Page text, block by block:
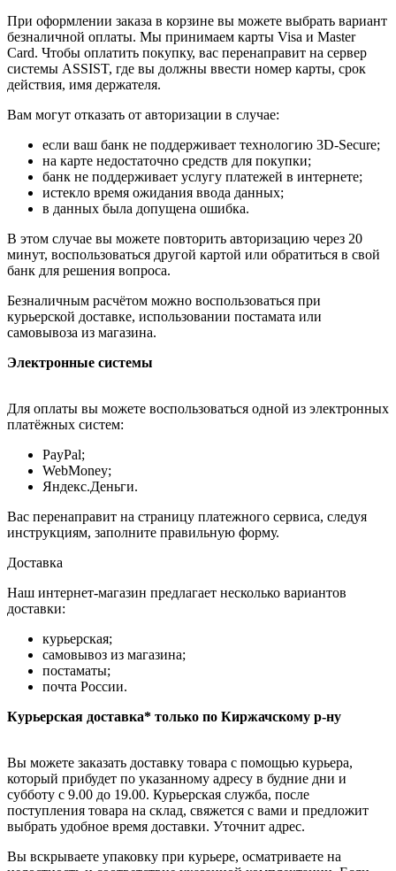
При оформлении заказа в корзине вы можете выбрать вариант
безналичной оплаты. Мы принимаем карты Visa и Master
Card. Чтобы оплатить покупку, вас перенаправит на сервер
системы ASSIST, где вы должны ввести номер карты, срок
действия, имя держателя.
Вам могут отказать от авторизации в случае:
если ваш банк не поддерживает технологию 3D-Secure;
на карте недостаточно средств для покупки;
банк не поддерживает услугу платежей в интернете;
истекло время ожидания ввода данных;
в данных была допущена ошибка.
В этом случае вы можете повторить авторизацию через 20
минут, воспользоваться другой картой или обратиться в свой
банк для решения вопроса.
Безналичным расчётом можно воспользоваться при
курьерской доставке, использовании постамата или
самовывоза из магазина.
Электронные системы
Для оплаты вы можете воспользоваться одной из электронных
платёжных систем:
PayPal;
WebMoney;
Яндекс.Деньги.
Вас перенаправит на страницу платежного сервиса, следуя
инструкциям, заполните правильную форму.
Доставка
Наш интернет-магазин предлагает несколько вариантов
доставки:
курьерская;
самовывоз из магазина;
постаматы;
почта России.
Курьерская доставка* только по Киржачскому р-ну
Вы можете заказать доставку товара с помощью курьера,
который прибудет по указанному адресу в будние дни и
субботу с 9.00 до 19.00. Курьерская служба, после
поступления товара на склад, свяжется с вами и предложит
выбрать удобное время доставки. Уточнит адрес.
Вы вскрываете упаковку при курьере, осматриваете на